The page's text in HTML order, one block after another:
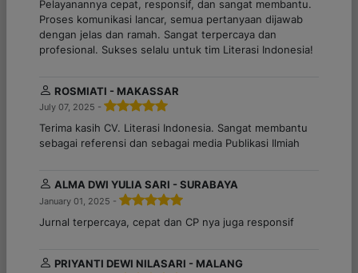
Pelayanannya cepat, responsif, dan sangat membantu.
Proses komunikasi lancar, semua pertanyaan dijawab
dengan jelas dan ramah. Sangat terpercaya dan
profesional. Sukses selalu untuk tim Literasi Indonesia!
ROSMIATI - MAKASSAR
July 07, 2025 -
Terima kasih CV. Literasi Indonesia. Sangat membantu
sebagai referensi dan sebagai media Publikasi Ilmiah
ALMA DWI YULIA SARI - SURABAYA
January 01, 2025 -
Jurnal terpercaya, cepat dan CP nya juga responsif
PRIYANTI DEWI NILASARI - MALANG